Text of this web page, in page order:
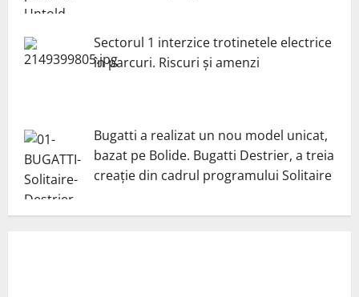
Sectorul 1 interzice trotinetele electrice
în parcuri. Riscuri și amenzi
Bugatti a realizat un nou model unicat,
bazat pe Bolide. Bugatti Destrier, a treia
creație din cadrul programului Solitaire